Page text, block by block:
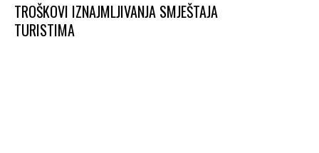
TROŠKOVI IZNAJMLJIVANJA SMJEŠTAJA
TURISTIMA